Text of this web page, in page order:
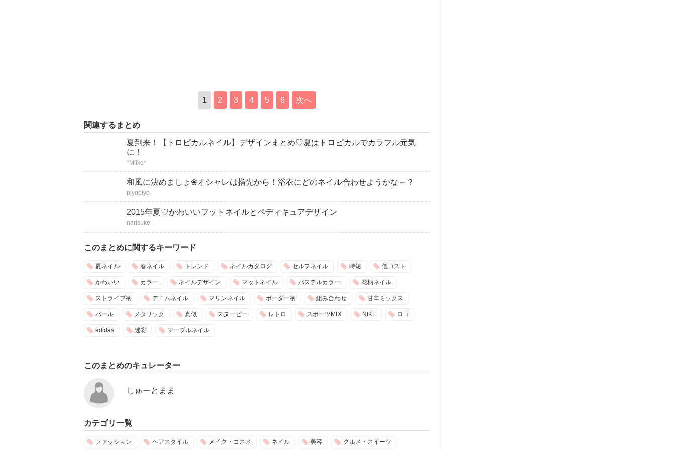
1 2 3 4 5 6 次へ
関連するまとめ
夏到来！【トロピカルネイル】デザインまとめ♡夏はトロピカルでカラフル元気
に！
*Miiko*
和風に決めましょ❀オシャレは指先から！浴衣にどのネイル合わせようかな～？
piyopiyo
2015年夏♡かわいいフットネイルとペディキュアデザイン
narisuke
このまとめに関するキーワード
夏ネイル 春ネイル トレンド ネイルカタログ セルフネイル 時短 低コスト
かわいい カラー ネイルデザイン マットネイル パステルカラー 花柄ネイル
ストライプ柄 デニムネイル マリンネイル ボーダー柄 組み合わせ 甘辛ミックス
パール メタリック 真似 スヌーピー レトロ スポーツMIX NIKE ロゴ
adidas 迷彩 マーブルネイル
このまとめのキュレーター
しゅーとまま
カテゴリ一覧
ファッション ヘアスタイル メイク・コスメ ネイル 美容 グルメ・スイーツ